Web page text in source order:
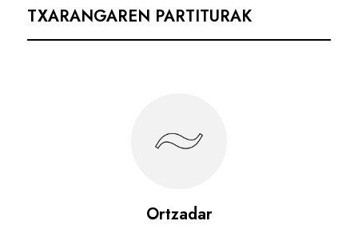
TXARANGAREN PARTITURAK
Ortzadar